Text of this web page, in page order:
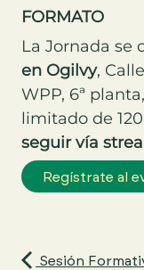
FORMATO
La Jornada se
en Ogilvy,
WPP, 6ª
limitado de
seguir vía
Sesión